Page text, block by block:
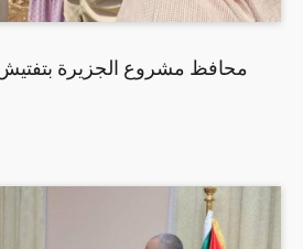
محافظ مشروع الجزيرة